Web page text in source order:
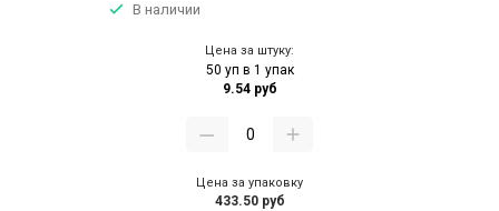
В наличии
Цена за штуку:
50 уп в 1 упак
9.54 руб
Цена за упаковку
433.50 руб